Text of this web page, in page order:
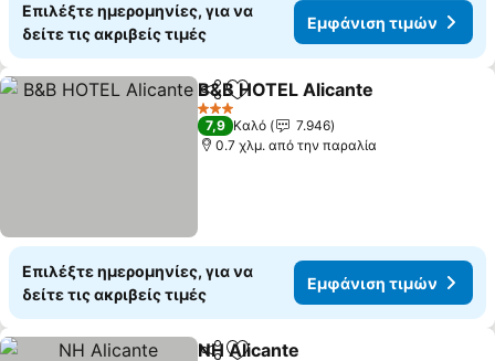
Επιλέξτε ημερομηνίες, για να
δείτε τις ακριβείς τιμές
Εμφάνιση τιμών
Κοινοποίηση
Προσθήκη στα αγαπημένα
B&B HOTEL Alicante
3 Αστέρια
7,9 Καλό
7.946
0.7 χλμ. από την παραλία
Επιλέξτε ημερομηνίες, για να
δείτε τις ακριβείς τιμές
Εμφάνιση τιμών
NH Alicante